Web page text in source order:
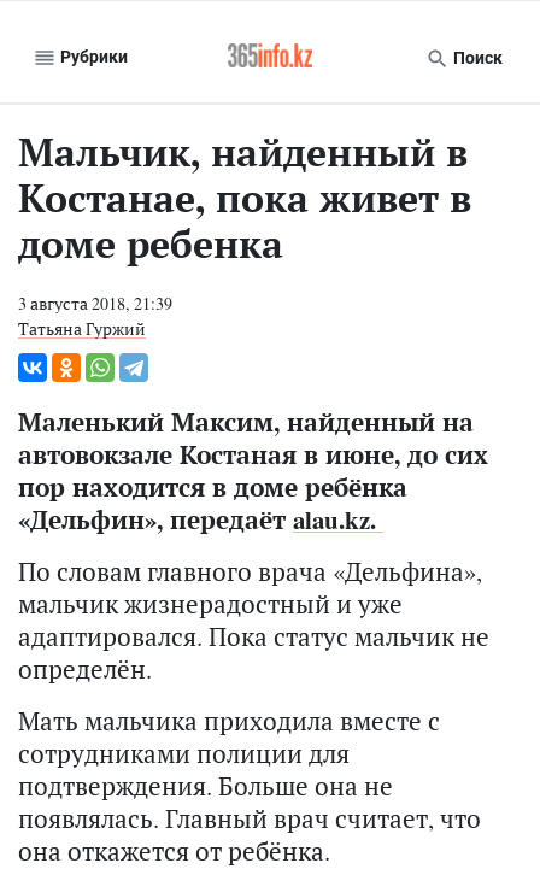
Рубрики Поиск
Мальчик, найденный в
Костанае, пока живет в
доме ребенка
3 августа 2018, 21:39
Татьяна Гуржий
Маленький Максим, найденный на
автовокзале Костаная в июне, до сих
пор находится в доме ребёнка
«Дельфин», передаёт alau.kz.
По словам главного врача «Дельфина»,
мальчик жизнерадостный и уже
адаптировался. Пока статус мальчик не
определён.
Мать мальчика приходила вместе с
сотрудниками полиции для
подтверждения. Больше она не
появлялась. Главный врач считает, что
она откажется от ребёнка.